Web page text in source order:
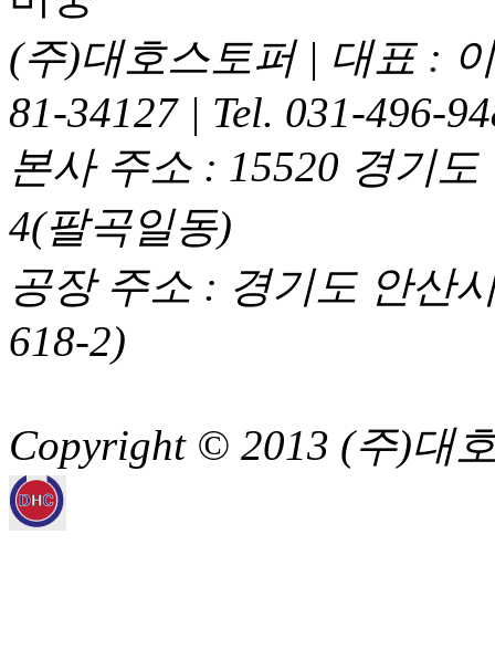
(주)대호스토퍼 | 대표 :
81-34127 | Tel. 031-496-
본사 주소 : 15520 경기
4(팔곡일동)
공장 주소 : 경기도 안산
618-2)
Copyright © 2013 (주)대